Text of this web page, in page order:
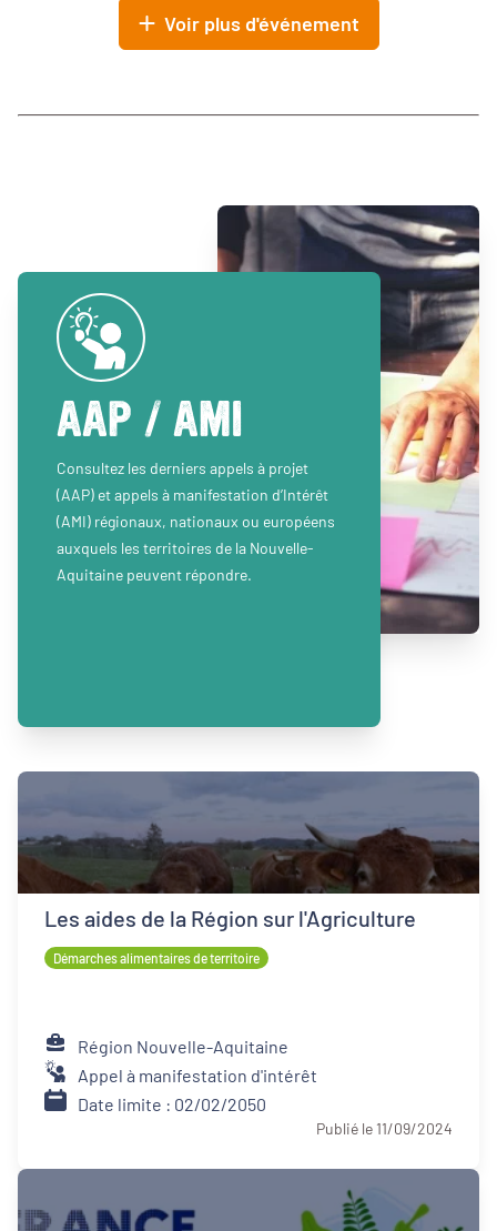
Voir plus d'événement
AAP / AMI
Consultez les derniers appels à projet
(AAP) et appels à manifestation d’Intérêt
(AMI) régionaux, nationaux ou européens
auxquels les territoires de la Nouvelle-
Aquitaine peuvent répondre.
Les aides de la Région sur l'Agriculture
Démarches alimentaires de territoire
Région Nouvelle-Aquitaine
Appel à manifestation d'intérêt
Date limite : 02/02/2050
Publié le 11/09/2024